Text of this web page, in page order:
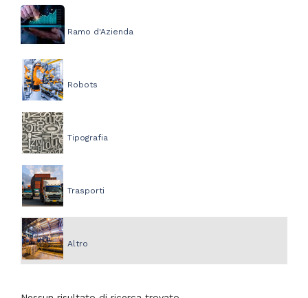
Ramo d'Azienda
Robots
Tipografia
Trasporti
Altro